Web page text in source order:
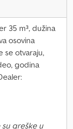
35 m³, dužina
osovina
se otvaraju,
godina
greške u